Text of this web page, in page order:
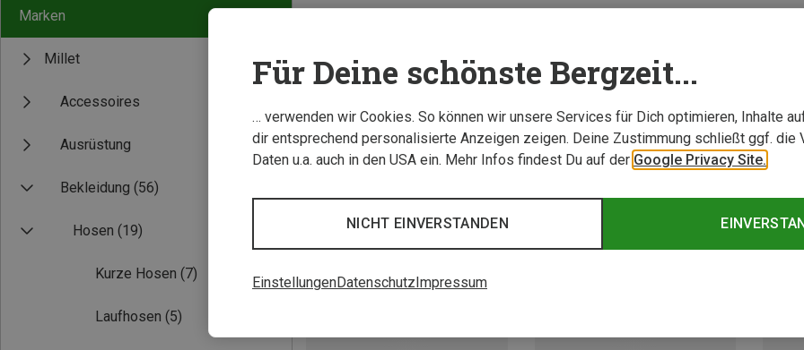
Marken
Millet
Accessoires
Ausrüstung
Bekleidung (56)
Hosen (19)
Kurze Hosen (7)
Laufhosen (5)
Für Deine schönste Bergzeit...
… verwenden wir Cookies. So können wir unsere Services für Dich optimieren, Inhalte
dir entsprechend personalisierte Anzeigen zeigen. Deine Zustimmung schließt ggf. die
Daten u.a. auch in den USA ein. Mehr Infos findest Du auf der Google Privacy Site.
NICHT EINVERSTANDEN
EinstellungenDatenschutzImpressum